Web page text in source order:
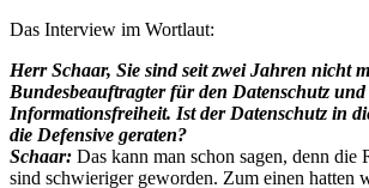
Das Interview im Wortlaut:
Herr Schaar, Sie sind seit zwei Jahren nicht
Bundesbeauftragter für den Datenschutz und
Informationsfreiheit. Ist der Datenschutz in
die Defensive geraten?
Schaar: Das kann man schon sagen, denn die
sind schwieriger geworden. Zum einen hatten